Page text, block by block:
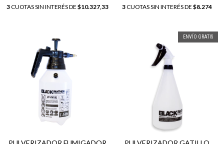
3CUOTAS SIN INTERÉS DE $10.327,33 3CUOTAS SIN INTERÉS DE $8.274
ENVÍO GRATIS